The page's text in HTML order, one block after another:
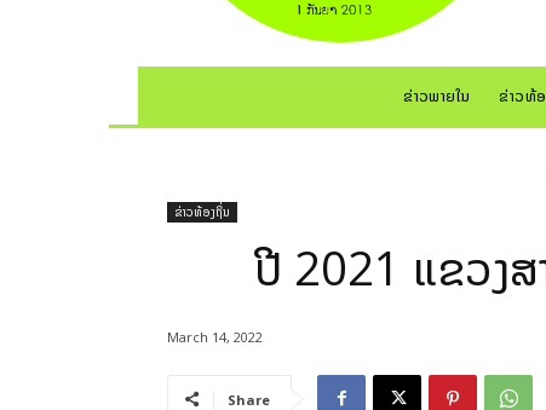
ຂ່າວພາຍໃນ ຂ່າວທ້
ຂ່າວທ້ອງຖິ່ນ
ປີ 2021 ແຂວງ
March 14, 2022
Share